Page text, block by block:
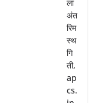
ला
अंत
रिम
स्थ
गि
ती,
ap
cs.